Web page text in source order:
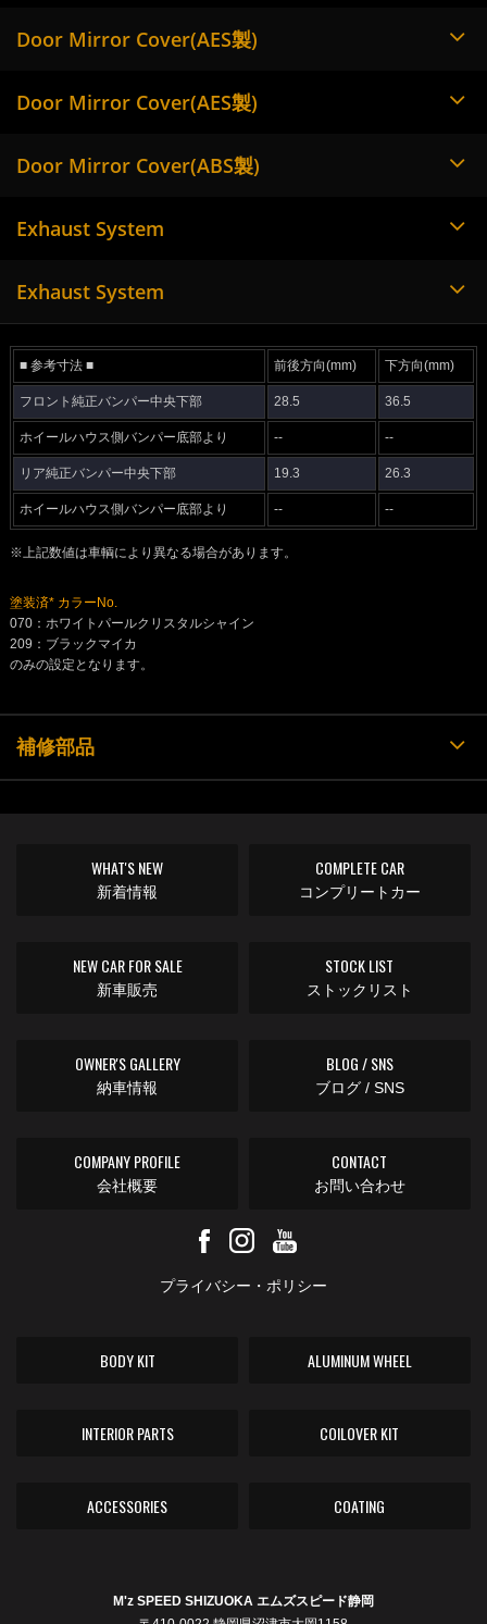
Door Mirror Cover(AES製)
Door Mirror Cover(AES製)
Door Mirror Cover(ABS製)
Exhaust System
Exhaust System
■ 参考寸法 ■ 前後方向(mm) 下方向(mm)
フロント純正バンパー中央下部 28.5 36.5
ホイールハウス側バンパー底部より -- --
リア純正バンパー中央下部 19.3 26.3
ホイールハウス側バンパー底部より -- --
※上記数値は車輌により異なる場合があります。
塗装済* カラーNo.
070：ホワイトパールクリスタルシャイン
209：ブラックマイカ
のみの設定となります。
補修部品
WHAT'S NEW
新着情報
COMPLETE CAR
コンプリートカー
NEW CAR FOR SALE
新車販売
STOCK LIST
ストックリスト
OWNER'S GALLERY
納車情報
BLOG / SNS
ブログ / SNS
COMPANY PROFILE
会社概要
CONTACT
お問い合わせ
プライバシー・ポリシー
BODY KIT ALUMINUM WHEEL
INTERIOR PARTS COILOVER KIT
ACCESSORIES COATING
M'z SPEED SHIZUOKA エムズスピード静岡